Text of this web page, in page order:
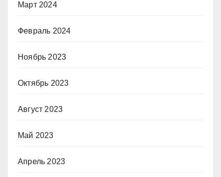
Март 2024
Февраль 2024
Ноябрь 2023
Октябрь 2023
Август 2023
Май 2023
Апрель 2023